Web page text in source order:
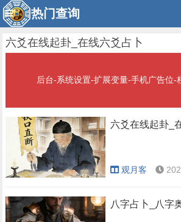
热门查询
六爻在线起卦_在线六爻占卜
后台-系统设置-扩展变量-手机广告位-
六爻在线起卦_
观月客
八字占卜_八字